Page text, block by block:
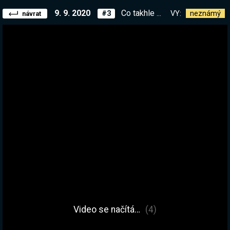
návrat 9. 9. 2020 #3 Co takhle náboženství kanibalismu? VY: neznámý
Video se načítá… (4)